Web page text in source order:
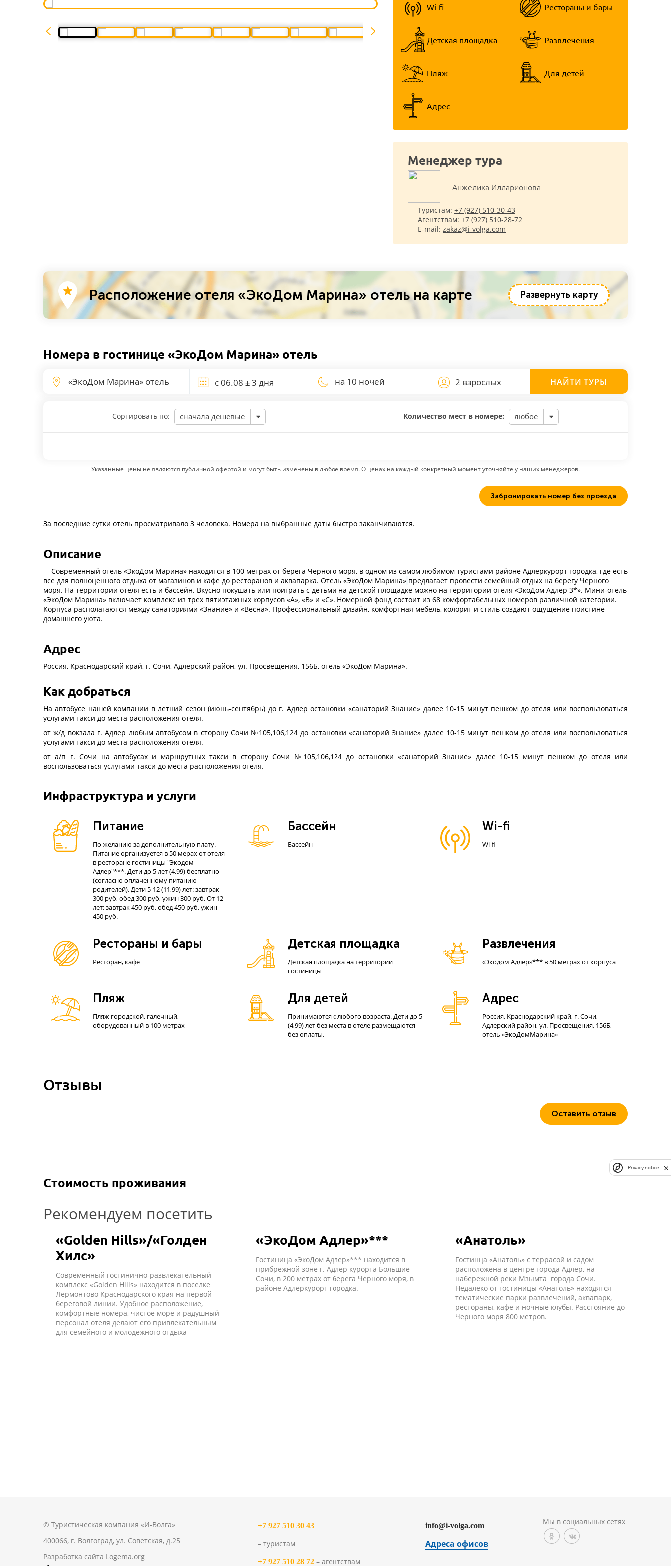
Wi-fi Рестораны и бары
Детская площадка Развлечения
Пляж Для детей
Адрес
Менеджер тура
Анжелика Илларионова
Туристам: +7 (927) 510-30-43
Агентствам: +7 (927) 510-28-72
E-mail: zakaz@i-volga.com
Расположение отеля «ЭкоДом Марина» отель на карте Развернуть карту
Номера в гостинице «ЭкоДом Марина» отель
на 10 ночей 2 взрослых НАЙТИ ТУРЫ
Сортировать по: сначала дешевые Количество мест в номере: любое
Указанные цены не являются публичной офертой и могут быть изменены в любое время. О ценах на каждый конкретный момент уточняйте у наших менеджеров.
Забронировать номер без проезда
За последние сутки отель просматривало 3 человека. Номера на выбранные даты быстро заканчиваются.
Описание
Современный отель «ЭкоДом Марина» находится в 100 метрах от берега Черного моря, в одном из самом любимом туристами районе Адлеркурорт городка, где есть
все для полноценного отдыха от магазинов и кафе до ресторанов и аквапарка. Отель «ЭкоДом Марина» предлагает провести семейный отдых на берегу Черного
моря. На территории отеля есть и бассейн. Вкусно покушать или поиграть с детьми на детской площадке можно на территории отеля «ЭкоДом Адлер 3*». Мини-отель
«ЭкоДом Марина» включает комплекс из трех пятиэтажных корпусов «А», «B» и «С». Номерной фонд состоит из 68 комфортабельных номеров различной категории.
Корпуса располагаются между санаториями «Знание» и «Весна». Профессиональный дизайн, комфортная мебель, колорит и стиль создают ощущение поистине
домашнего уюта.
Адрес
Россия, Краснодарский край, г. Сочи, Адлерский район, ул. Просвещения, 156Б, отель «ЭкоДом Марина».
Как добраться
На автобусе нашей компании в летний сезон (июнь-сентябрь) до г. Адлер остановки «санаторий Знание» далее 10-15 минут пешком до отеля или воспользоваться
услугами такси до места расположения отеля.
от ж/д вокзала г. Адлер любым автобусом в сторону Сочи №105,106,124 до остановки «санаторий Знание» далее 10-15 минут пешком до отеля или воспользоваться
услугами такси до места расположения отеля.
от а/п г. Сочи на автобусах и маршрутных такси в сторону Сочи №105,106,124 до остановки «санаторий Знание» далее 10-15 минут пешком до отеля или
воспользоваться услугами такси до места расположения отеля.
Инфраструктура и услуги
Питание
По желанию за дополнительную плату.
Питание организуется в 50 мерах от отеля
в ресторане гостиницы "Экодом
Адлер"***. Дети до 5 лет (4,99) бесплатно
(согласно оплаченному питанию
родителей). Дети 5-12 (11,99) лет: завтрак
300 руб, обед 300 руб, ужин 300 руб. От 12
лет: завтрак 450 руб, обед 450 руб, ужин
450 руб.
Бассейн
Бассейн
Wi-fi
Wi-fi
Рестораны и бары
Ресторан, кафе
Детская площадка
Детская площадка на территории
гостиницы
Развлечения
«Экодом Адлер»*** в 50 метрах от корпуса
Пляж
Пляж городской, галечный,
оборудованный в 100 метрах
Для детей
Принимаются с любого возраста. Дети до 5
(4,99) лет без места в отеле размещаются
без оплаты.
Адрес
Россия, Краснодарский край, г. Сочи,
Адлерский район, ул. Просвещения, 156Б,
отель «ЭкоДомМарина»
Отзывы
Оставить отзыв
Стоимость проживания
Рекомендуем посетить
«Golden Hills»/«Голден
Хилс»
Современный гостинично-развлекательный
комплекс «Golden Hills» находится в поселке
Лермонтово Краснодарского края на первой
береговой линии. Удобное расположение,
комфортные номера, чистое море и радушный
персонал отеля делают его привлекательным
для семейного и молодежного отдыха
«ЭкоДом Адлер»***
Гостиница «ЭкоДом Адлер»*** находится в
прибрежной зоне г. Адлер курорта Большие
Сочи, в 200 метрах от берега Черного моря, в
районе Адлеркурорт городка.
«Анатоль»
Гостинца «Анатоль» с террасой и садом
расположена в центре города Адлер, на
набережной реки Мзымта города Сочи.
Недалеко от гостиницы «Анатоль» находятся
тематические парки развлечений, аквапарк,
рестораны, кафе и ночные клубы. Расстояние до
Черного моря 800 метров.
© Туристическая компания «И-Волга»
400066, г. Волгоград, ул. Советская, д.25
Разработка сайта Logema.org
+7 927 510 30 43
– туристам
+7 927 510 28 72 – агентствам
info@i-volga.com
Адреса офисов
Мы в социальных сетях
Privacy notice